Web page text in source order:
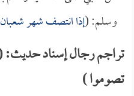
وسلم: (إذا انتصف شهر
تراجم رجال إسناد حديث:
تصوموا )